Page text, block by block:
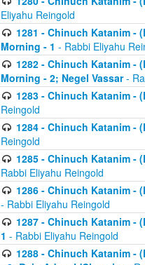
Eliyahu Reingold
1281 - Chinuch Katanim -
Morning - 1 - Rabbi Eliyahu
1282 - Chinuch Katanim -
Morning - 2; Negel Vassar-
1283 - Chinuch Katanim -
Reingold
1284 - Chinuch Katanim -
Reingold
1285 - Chinuch Katanim -
Rabbi Eliyahu Reingold
1286 - Chinuch Katanim -
- Rabbi Eliyahu Reingold
1287 - Chinuch Katanim -
1 - Rabbi Eliyahu Reingold
1288 - Chinuch Katanim -